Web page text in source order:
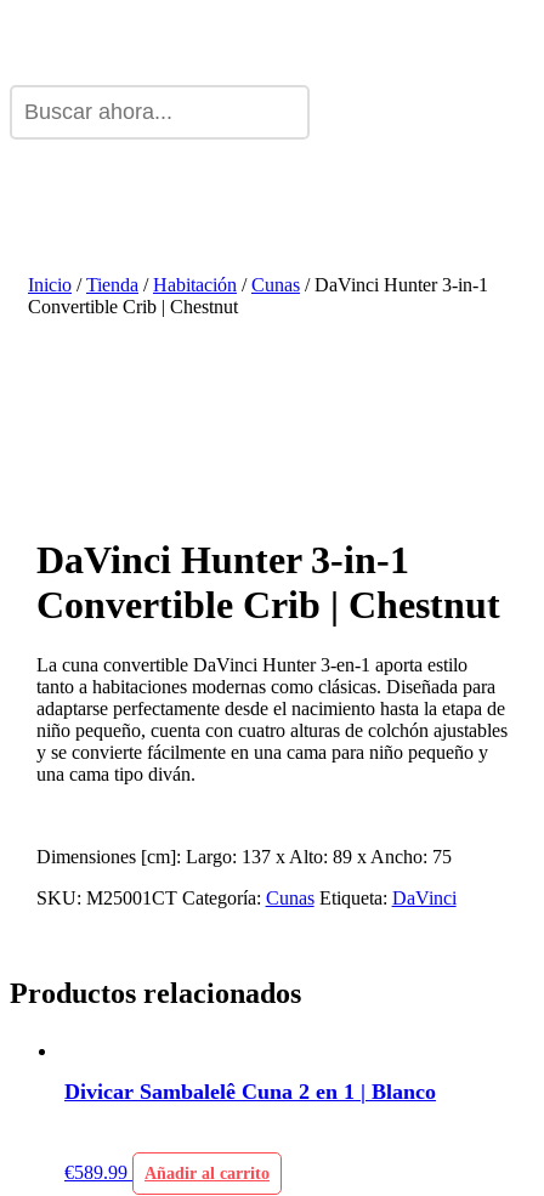
Inicio /Tienda /Habitación /Cunas / DaVinci Hunter 3-in-1
Convertible Crib | Chestnut
DaVinci Hunter 3-in-1
Convertible Crib | Chestnut
La cuna convertible DaVinci Hunter 3-en-1 aporta estilo
tanto a habitaciones modernas como clásicas. Diseñada para
adaptarse perfectamente desde el nacimiento hasta la etapa de
niño pequeño, cuenta con cuatro alturas de colchón ajustables
y se convierte fácilmente en una cama para niño pequeño y
una cama tipo diván.
Dimensiones [cm]: Largo: 137 x Alto: 89 x Ancho: 75
SKU: M25001CT Categoría: Cunas Etiqueta: DaVinci
Productos relacionados
Divicar Sambalelê Cuna 2 en 1 | Blanco
€589.99 Añadir al carrito